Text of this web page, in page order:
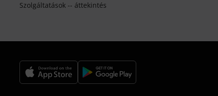
Szolgáltatások -- áttekintés